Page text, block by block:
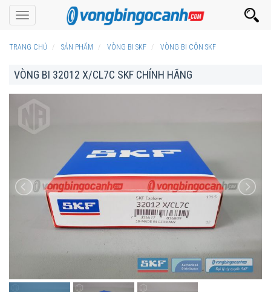
Toggle
navigation
TRANG CHỦ SẢN PHẨM VÒNG BI SKF VÒNG BI CÔN SKF
VÒNG BI 32012 X/CL7C SKF CHÍNH HÃNG